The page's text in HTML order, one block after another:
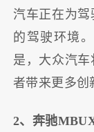
汽车正在为
的驾驶环境
是，大众汽
者带来更多创
2、奔驰